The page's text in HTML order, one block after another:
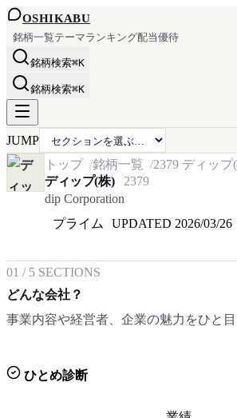
OSHIKABU
銘柄一覧テーマランキング配当優待
銘柄検索⌘K
銘柄検索⌘K
JUMP
トップ
銘柄一覧 2379 ディップ
ディップ(株)
2379
dip Corporation
プライム
UPDATED 2026/03/26
01 / 5 SECTIONS
どんな会社？
事業内容や経営者、企業の魅力をひと
ひとめ診断